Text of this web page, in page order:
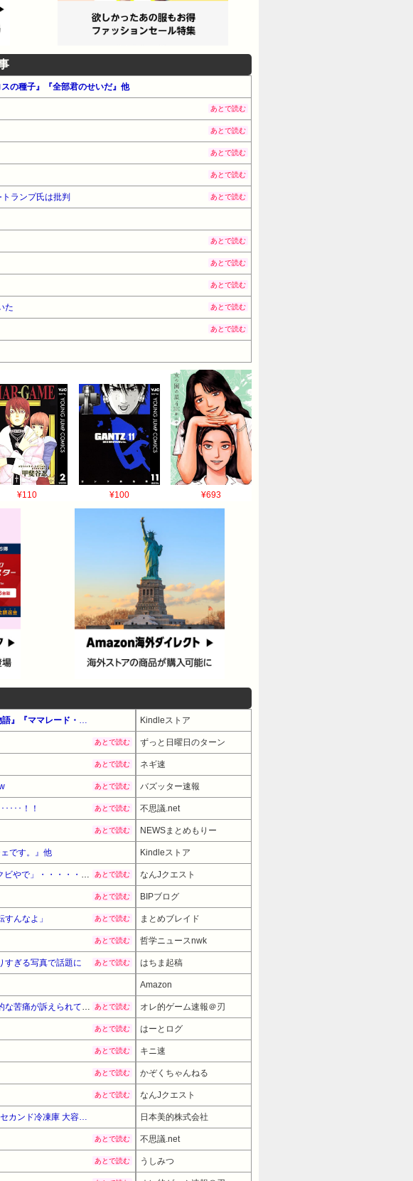
の種子』『全部君のせいだ』他
あとで読む
あとで読む
あとで読む
あとで読む
ランプ氏は批判 あとで読む
あとで読む
あとで読む
あとで読む
た あとで読む
あとで読む
¥110 ¥100 ¥693
【100円～】集英社 創業100周年記念！8月の対象本（少女マンガ）『NANA』『ご近所物語』『ママレード・ボーイ』他 Kindleストア
あとで読む ずっと日曜日のターン
あとで読む ネギ速
あとで読む バズッター速報
･･･！！ あとで読む 不思議.net
あとで読む NEWSまとめもりー
です。』他 Kindleストア
【悲報】ナイナイ岡村さん「言ってくれたら済む話やん」なるみさん「バイトやったらクビやで」・・・・・・・・・ あとで読む なんJクエスト
あとで読む BIPブログ
んなよ」 あとで読む まとめブレイド
あとで読む 哲学ニュースnwk
すぎる写真で話題に あとで読む はちま起稿
Amazon
近畿大学准教授、苦言「みいちゃん呼びが揶揄する言葉として使われ、当事者から具体的な苦痛が訴えられている。文化芸術は人を傷つけてもよい。ただし、傷つけ方がある」 あとで読む オレ的ゲーム速報＠刃
あとで読む はーとログ
あとで読む キニ速
あとで読む かぞくちゃんねる
あとで読む なんJクエスト
【タイムセール】【18%OFF！】 COMFEE' 冷凍庫 198L 幅81.6cm 上開き 家庭用 直立式 セカンド冷凍庫 大容量 温度調節6段階 省エネ 静音 食品保存 業務用 まとめ買い ふるさと納税 RCC199WH(E) ホワイト 日本美的株式会社
あとで読む 不思議.net
あとで読む うしみつ